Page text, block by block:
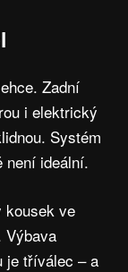
Zadní
i elektrický
Systém
není ideální.
kousek ve
Výbava
je tříválec – a